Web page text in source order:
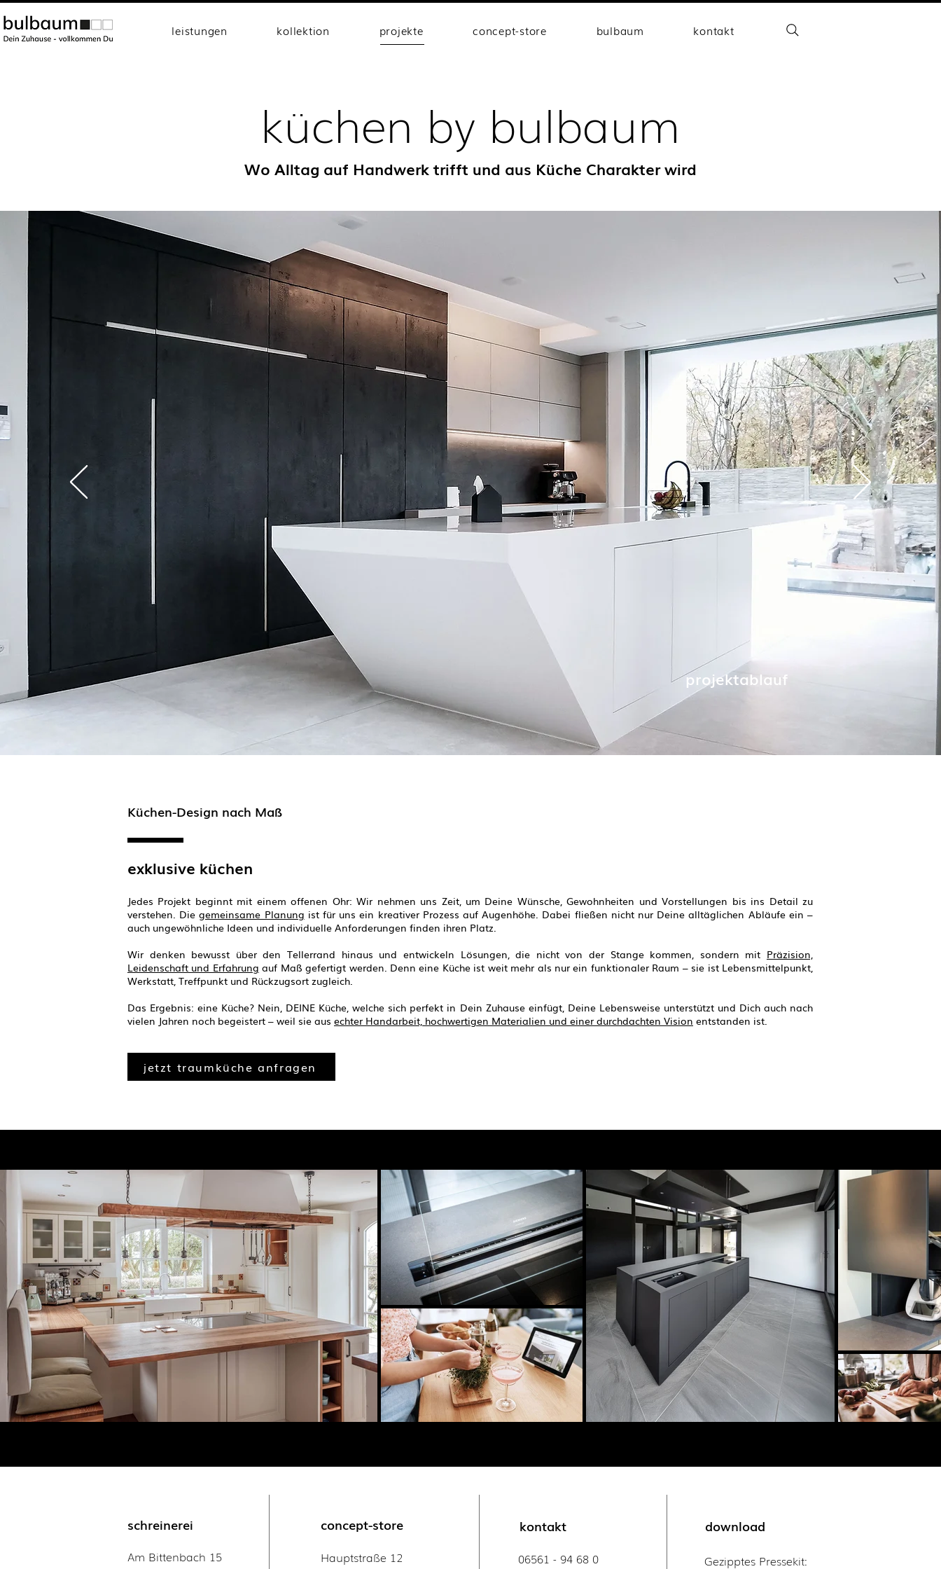
leistungen kollektion projekte concept-store bulbaum kontakt
küchen by bulbaum
Wo Alltag auf Handwerk trifft und aus Küche Charakter wird
projektablauf
Küchen-Design nach Maß
exklusive küchen
Jedes Projekt beginnt mit einem offenen Ohr: Wir nehmen uns Zeit, um Deine Wünsche, Gewohnheiten und Vorstellungen bis ins Detail zu
verstehen. Diegemeinsame Planung ist für uns ein kreativer Prozess auf Augenhöhe. Dabei fließen nicht nur Deine alltäglichen Abläufe ein –
auch ungewöhnliche Ideen und individuelle Anforderungen finden ihren Platz.
Wir denken bewusst über den Tellerrand hinaus und entwickeln Lösungen, die nicht von der Stange kommen, sondern mit Präzision,
Leidenschaft und Erfahrung auf Maß gefertigt werden. Denn eine Küche ist weit mehr als nur ein funktionaler Raum – sie ist Lebensmittelpunkt,
Werkstatt, Treffpunkt und Rückzugsort zugleich.
Das Ergebnis: eine Küche? Nein, DEINE Küche, welche sich perfekt in Dein Zuhause einfügt, Deine Lebensweise unterstützt und Dich auch nach
vielen Jahren noch begeistert – weil sie aus echter Handarbeit, hochwertigen Materialien und einer durchdachten Vision entstanden ist.
jetzt traumküche anfragen
concept-store
Hauptstraße 12
schreinerei kontakt
06561 - 94 68 0
download
Gezipptes Pressekit:
Am Bittenbach 15